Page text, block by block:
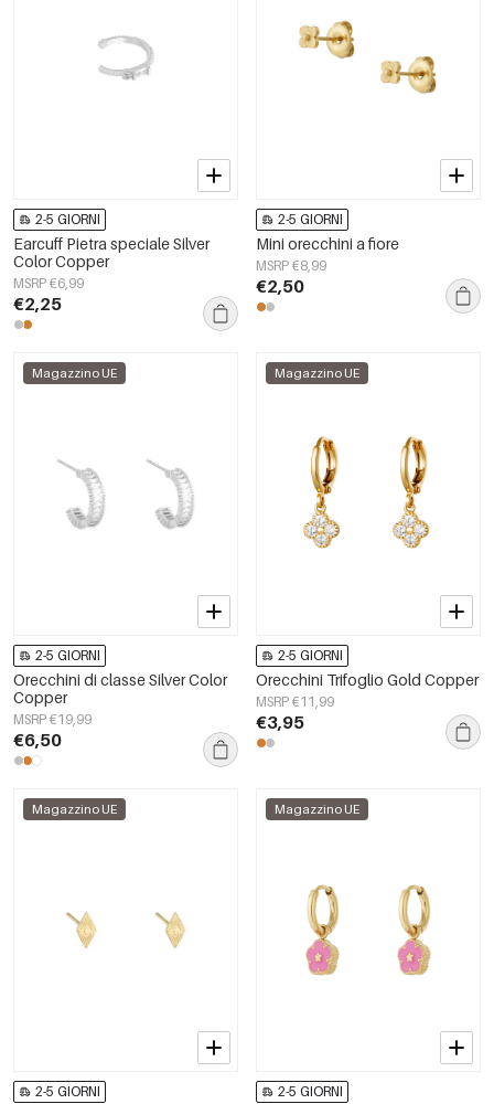
2-5 GIORNI
Earcuff Pietra speciale Silver
Color Copper
MSRP €6,99
€2,25
2-5 GIORNI
Mini orecchini a fiore
MSRP €8,99
€2,50
Magazzino UE
2-5 GIORNI
Orecchini di classe Silver Color
Copper
MSRP €19,99
€6,50
Magazzino UE
2-5 GIORNI
Orecchini Trifoglio Gold Copper
MSRP €11,99
€3,95
Magazzino UE
2-5 GIORNI
Magazzino UE
2-5 GIORNI